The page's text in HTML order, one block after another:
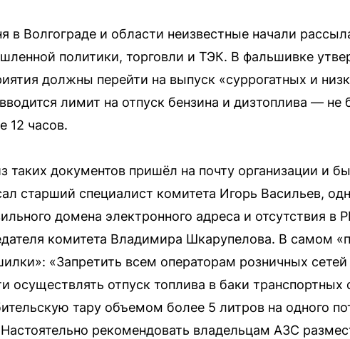
в Волгограде и области неизвестные начали
политики, торговли и ТЭК. В фальшивке
должны перейти на выпуск «суррогатных и
лимит на отпуск бензина и дизтоплива — не
12 часов.
таких документов пришёл на почту организации и
старший специалист комитета Игорь Васильев,
домена электронного адреса и отсутствия
комитета Владимира Шкарупелова. В самом
«Запретить всем операторам розничных
осуществлять отпуск топлива в баки
тару объемом более 5 литров на одного
рекомендовать владельцам АЗС